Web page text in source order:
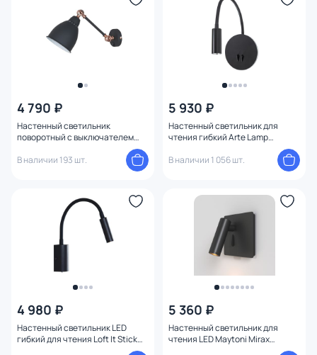
4 790 ₽
Настенный светильник
поворотный с выключателем
Arte Lamp Braccio A2054AP-1BK
В наличии 193 шт.
5 930 ₽
Настенный светильник для
чтения гибкий Arte Lamp
В наличии 1 056 шт.
4 980 ₽
Настенный светильник LED
гибкий для чтения Loft It Stick
5 360 ₽
Настенный светильник для
чтения LED Maytoni Mirax